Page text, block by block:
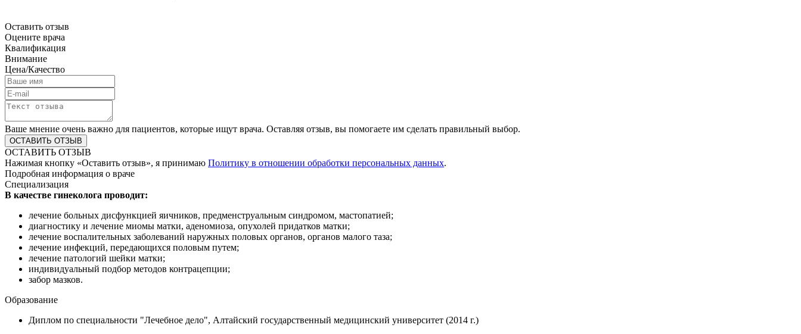
Оставить отзыв
Оцените врача
Квалификация
Внимание
Цена/Качество
Ваше мнение очень важно для пациентов, которые ищут врача. Оставляя отзыв, вы помогаете им сделать правильный выбор.
ОСТАВИТЬ ОТЗЫВ
Нажимая кнопку «Оставить отзыв», я принимаю Политику в отношении обработки персональных данных.
Подробная информация о враче
Специализация
В качестве гинеколога проводит:
лечение больных дисфункцией яичников, предменструальным синдромом, мастопатией;
диагностику и лечение миомы матки, аденомиоза, опухолей придатков матки;
лечение воспалительных заболеваний наружных половых органов, органов малого таза;
лечение инфекций, передающихся половым путем;
лечение патологий шейки матки;
индивидуальный подбор методов контрацепции;
забор мазков.
Образование
Диплом по специальности "Лечебное дело", Алтайский государственный медицинский университет (2014 г.)